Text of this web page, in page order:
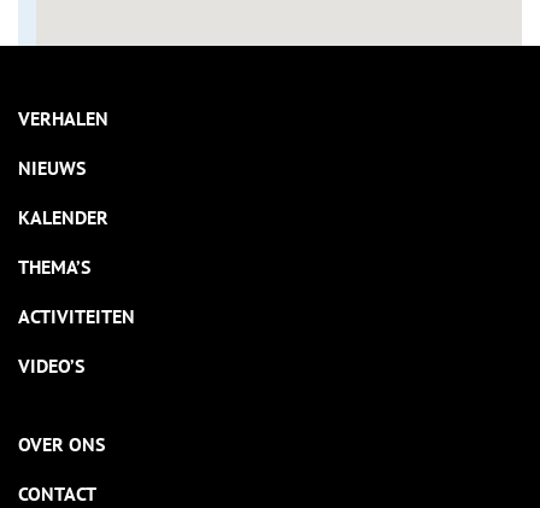
VERHALEN
NIEUWS
KALENDER
THEMA’S
ACTIVITEITEN
VIDEO’S
OVER ONS
CONTACT